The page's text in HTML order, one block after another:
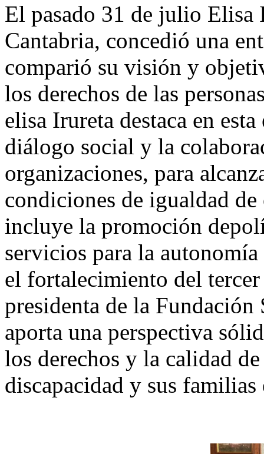
El pasado 31 de julio Elisa
Cantabria, concedió una
comparió su visión y
los derechos de las
elisa Irureta destaca en
diálogo social y la
organizaciones, para
condiciones de igualdad
incluye la promoción
servicios para la
el fortalecimiento del
presidenta de la
aporta una perspectiva
los derechos y la calidad
discapacidad y sus